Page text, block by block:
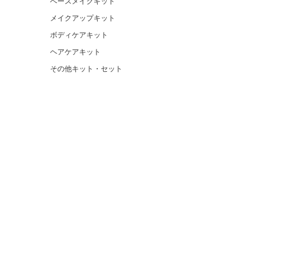
メイクアップキット
ボディケアキット
ヘアケアキット
その他キット・セット